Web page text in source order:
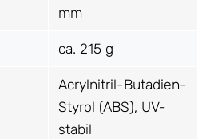
mm
ca. 215 g
Acrylnitril-Butadien-
Styrol (ABS), UV-
stabil